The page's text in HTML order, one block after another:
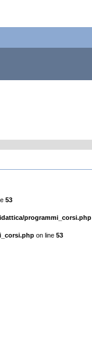
53
programmi_corsi.php
on line 53